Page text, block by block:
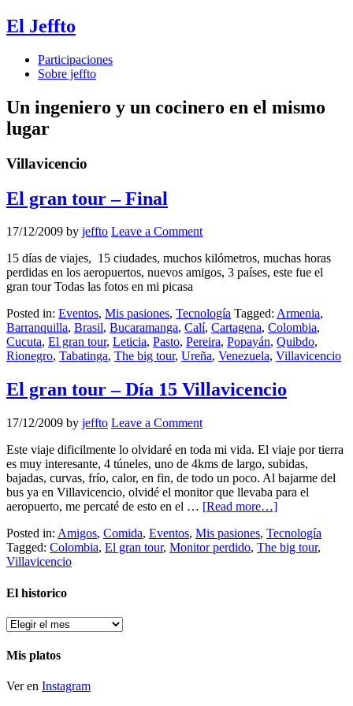
El Jeffto
Participaciones
Sobre jeffto
Un ingeniero y un cocinero en el mismo
lugar
Villavicencio
El gran tour – Final
17/12/2009 by jeffto Leave a Comment
15 días de viajes, 15 ciudades, muchos kilómetros, muchas horas
perdidas en los aeropuertos, nuevos amigos, 3 países, este fue el
gran tour Todas las fotos en mi picasa
Posted in: Eventos, Mis pasiones, Tecnología Tagged: Armenia,
Barranquilla, Brasil, Bucaramanga, Calí, Cartagena, Colombia,
Cucuta, El gran tour, Leticia, Pasto, Pereira, Popayán, Quibdo,
Rionegro, Tabatinga, The big tour, Ureña, Venezuela, Villavicencio
El gran tour – Día 15 Villavicencio
17/12/2009 by jeffto Leave a Comment
Este viaje dificilmente lo olvidaré en toda mi vida. El viaje por tierra
es muy interesante, 4 túneles, uno de 4kms de largo, subidas,
bajadas, curvas, frío, calor, en fin, de todo un poco. Al bajarme del
bus ya en Villavicencio, olvidé el monitor que llevaba para el
aeropuerto, me percaté de esto en el … [Read more…]
Posted in: Amigos, Comida, Eventos, Mis pasiones, Tecnología
Tagged: Colombia, El gran tour, Monitor perdido, The big tour,
Villavicencio
El historico
El
Mis platos
Ver en Instagram